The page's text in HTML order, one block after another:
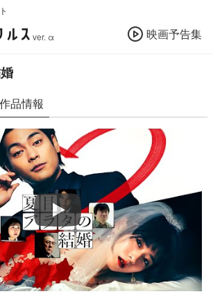
ver. α 映画予告集
作品情報